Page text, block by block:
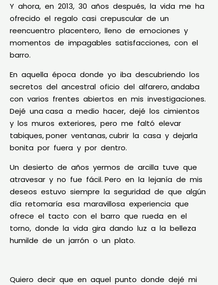
Y ahora, en 2013, 30 años después, la vida me ha
ofrecido el regalo casi crepuscular de un
reencuentro placentero, lleno de emociones y
momentos de impagables satisfacciones, con el
barro.
En aquella época donde yo iba descubriendo los
secretos del ancestral oficio del alfarero, andaba
con varios frentes abiertos en mis investigaciones.
Dejé una casa a medio hacer, dejé los cimientos
y los muros exteriores, pero me faltó elevar
tabiques, poner ventanas, cubrir la casa y dejarla
bonita por fuera y por dentro.
Un desierto de años yermos de arcilla tuve que
atravesar y no fue fácil. Pero en la lejanía de mis
deseos estuvo siempre la seguridad de que algún
día retomaría esa maravillosa experiencia que
ofrece el tacto con el barro que rueda en el
torno, donde la vida gira dando luz a la belleza
humilde de un jarrón o un plato.
Quiero decir que en aquel punto donde dejé mi